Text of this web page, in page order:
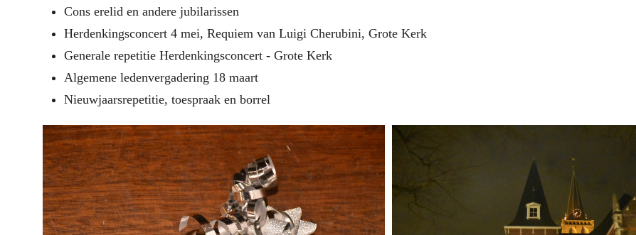
Cons erelid en andere jubilarissen
Herdenkingsconcert 4 mei, Requiem van Luigi Cherubini, Grote Kerk
Generale repetitie Herdenkingsconcert - Grote Kerk
Algemene ledenvergadering 18 maart
Nieuwjaarsrepetitie, toespraak en borrel